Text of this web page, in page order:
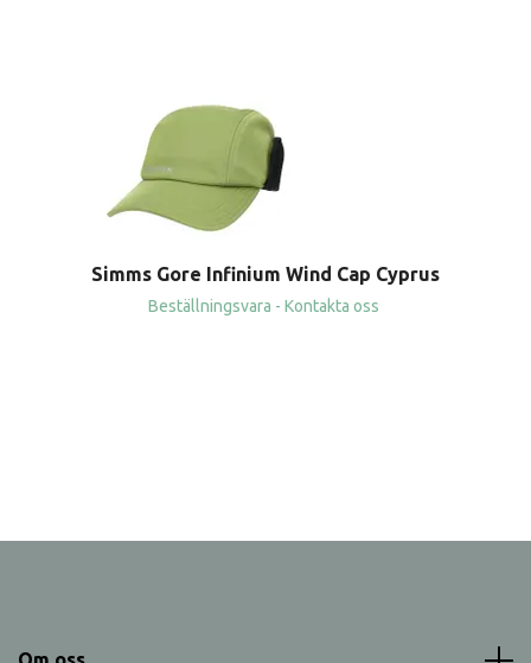
Simms Gore Infinium Wind Cap Cyprus
Beställningsvara - Kontakta oss